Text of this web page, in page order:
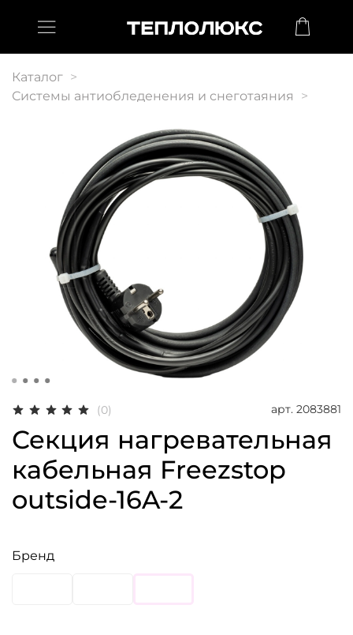
Каталог
Системы антиобледенения и снеготаяния
(0) арт. 2083881
Секция нагревательная
кабельная Freezstop
outside-16A-2
Бренд